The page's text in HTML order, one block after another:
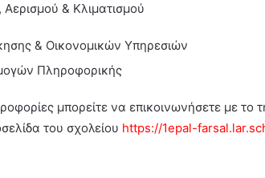
& Κλιματισμού
& Οικονομικών Υπηρεσιών
Πληροφορικής
μπορείτε να επικοινωνήσετε με
του σχολείου https://1epal-